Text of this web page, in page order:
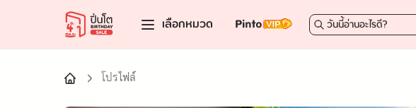
เลือกหมวด
โปรไฟล์